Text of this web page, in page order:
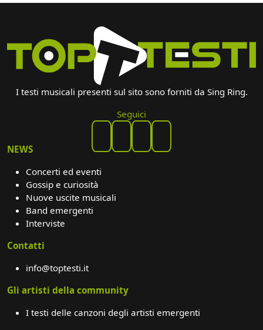
I testi musicali presenti sul sito sono forniti da Sing Ring.
Seguici
NEWS
Concerti ed eventi
Gossip e curiosità
Nuove uscite musicali
Band emergenti
Interviste
Contatti
info@toptesti.it
Gli artisti della community
I testi delle canzoni degli artisti emergenti